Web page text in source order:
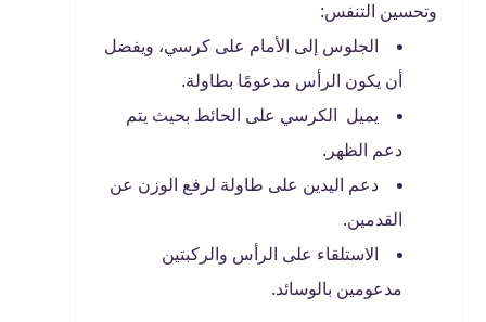
وتحسين التنفس:
الجلوس إلى الأمام على كرسي، ويفضل
أن يكون الرأس مدعومًا بطاولة.
يميل الكرسي على الحائط بحيث يتم
دعم الظهر.
دعم اليدين على طاولة لرفع الوزن عن
القدمين.
الاستلقاء على الرأس والركبتين
مدعومين بالوسائد.